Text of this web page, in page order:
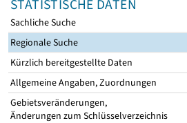
STATISTISCHE DATEN
Sachliche Suche
Regionale Suche
Kürzlich bereitgestellte Daten
Allgemeine Angaben, Zuordnungen
Gebietsveränderungen,
Änderungen zum Schlüsselverzeichnis